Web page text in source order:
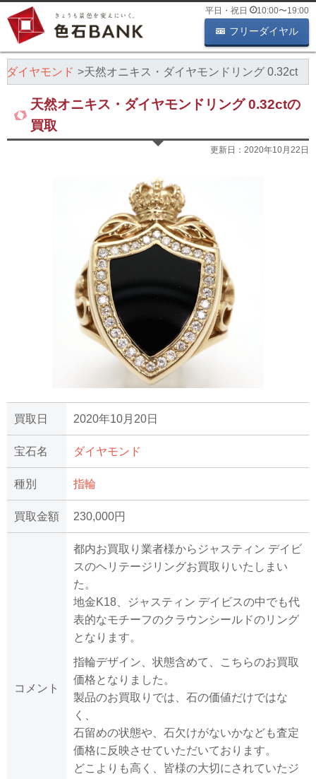
平日・祝日 10:00〜19:00
フリーダイヤル
ダイヤモンド 天然オニキス・ダイヤモンドリング 0.32ct
天然オニキス・ダイヤモンドリング 0.32ctの
買取
更新日： 2020年10月22日
買取日 2020年10月20日
宝石名 ダイヤモンド
種別 指輪
買取金額 230,000円
コメント
都内お買取り業者様からジャスティン デイビ
スのヘリテージリングお買取りいたしまい
た。
地金K18、ジャスティン デイビスの中でも代
表的なモチーフのクラウンシールドのリング
となります。
指輪デザイン、状態含めて、こちらのお買取
価格となりました。
製品のお買取りでは、石の価値だけではな
く、
石留めの状態や、石欠けがないかなども査定
価格に反映させていただいております。
どこよりも高く、皆様の大切にされていたジ